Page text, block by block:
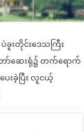
ပဲခူးတိုင်းဒေသကြီး
ော်ဆေးရုံ၌ တက်ရောက်
းခဲ့ပြီး လူငယ့်